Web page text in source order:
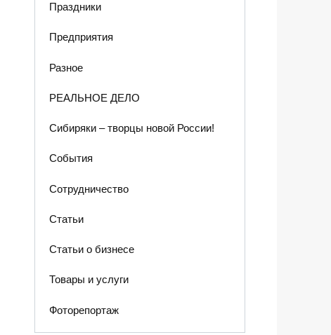
Праздники
Предприятия
Разное
РЕАЛЬНОЕ ДЕЛО
Сибиряки – творцы новой России!
События
Сотрудничество
Статьи
Статьи о бизнесе
Товары и услуги
Фоторепортаж